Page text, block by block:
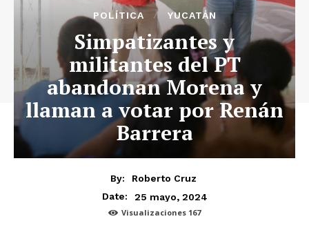
POLÍTICA YUCATÁN
Simpatizantes y
militantes del PT
abandonan Morena y
llaman a votar por Renán
Barrera
By:
Roberto Cruz
Date:
25 mayo, 2024
Visualizaciones 167